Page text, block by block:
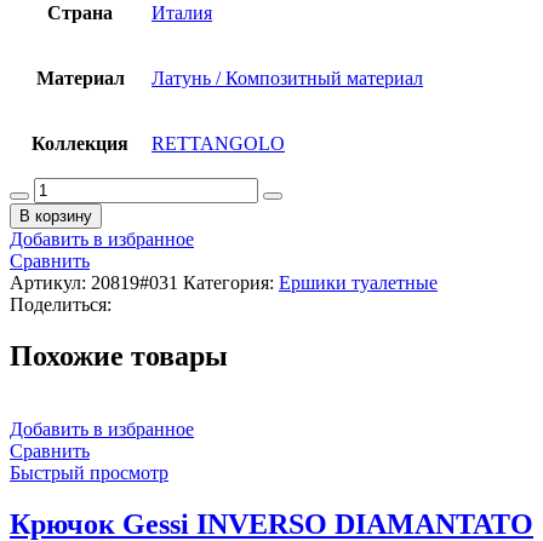
Страна Италия
Материал Латунь / Композитный материал
Коллекция RETTANGOLO
Количество
товара
Ершик
туалетный
Gessi
Rettangolo
20819#031
белый/
В корзину
Добавить в избранное
Сравнить
Артикул: 20819#031 Категория: Ершики туалетные
Поделиться:
Похожие товары
Добавить в избранное
Сравнить
Быстрый просмотр
Крючок Gessi INVERSO DIAMANTATO